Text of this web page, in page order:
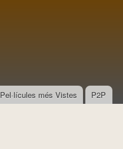
Pel·lícules més Vistes P2P